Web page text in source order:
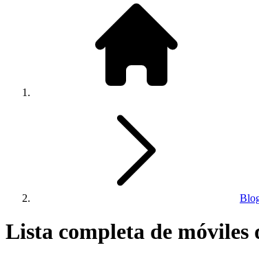
Lista completa de